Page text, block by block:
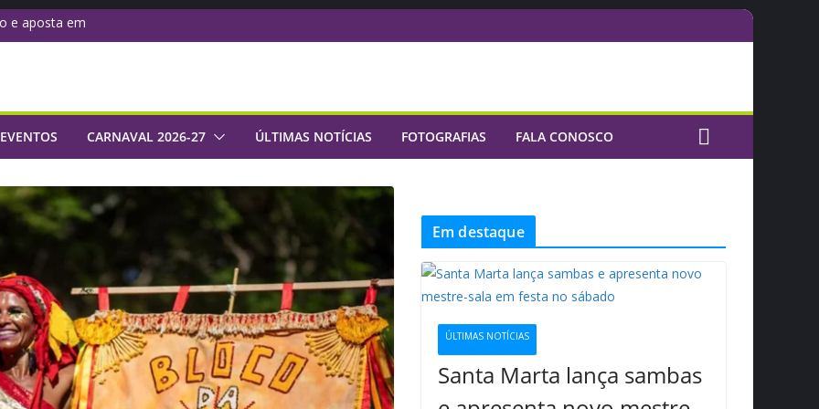
e aposta em
samba da SérieCARNAVAL 2026-27 ÚLTIMAS NOTÍCIAS FOTOGRAFIAS FALA CONOSCO
Em destaque
ÚLTIMAS NOTÍCIAS
Santa Marta lança sambas